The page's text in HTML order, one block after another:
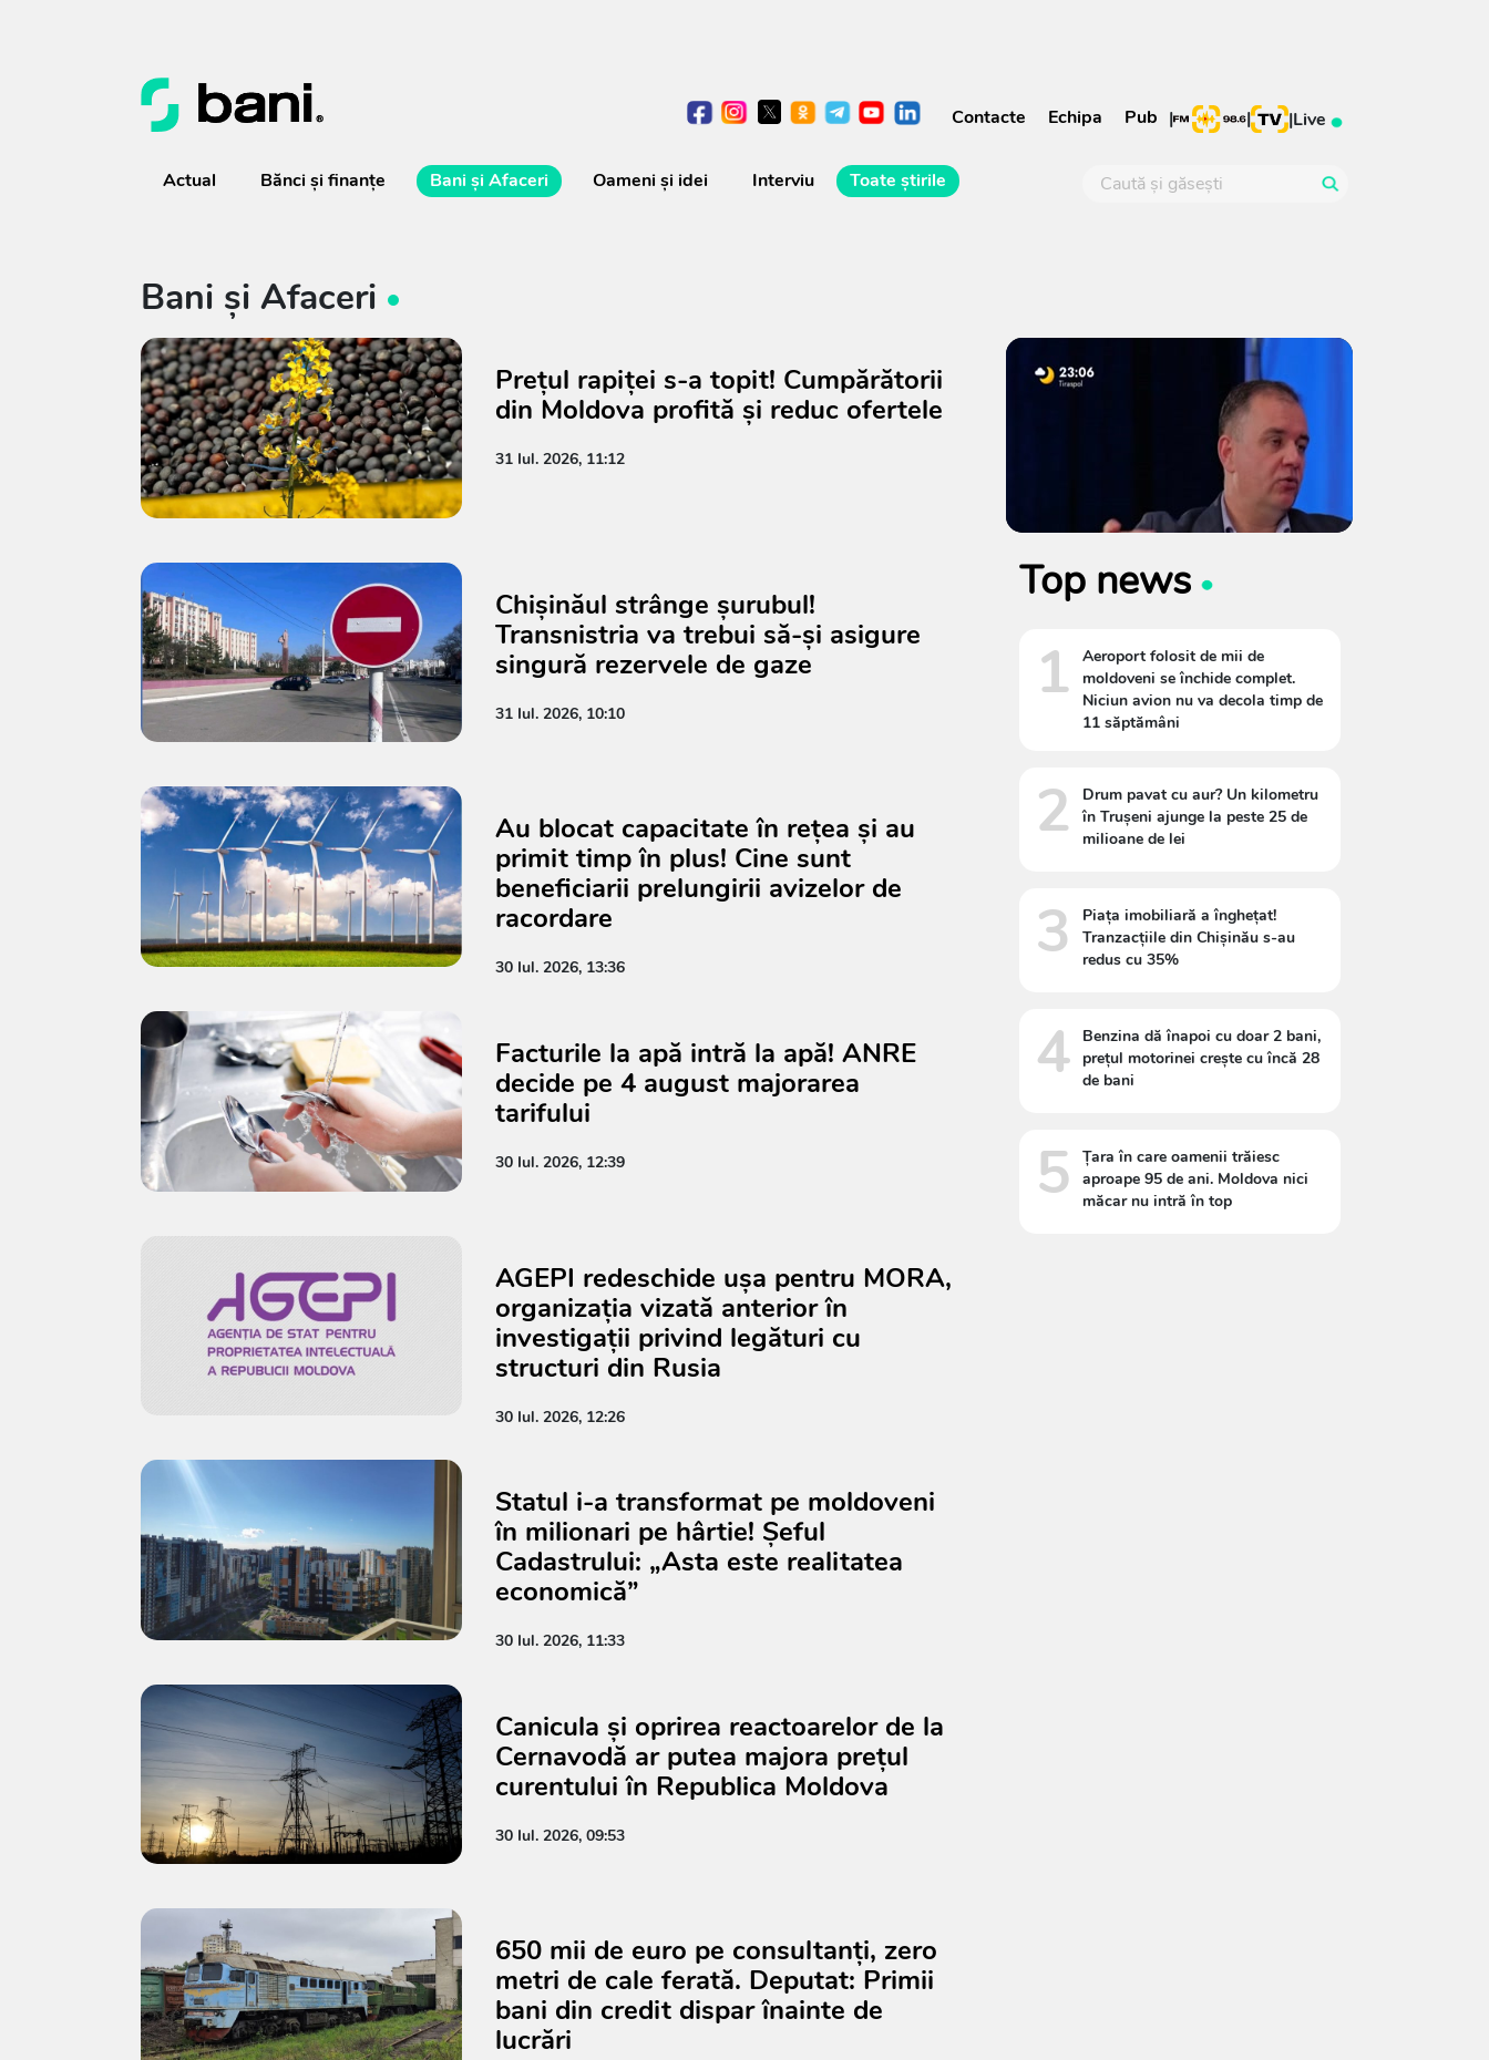
Contacte Echipa Pub | | |Live
Actual Bănci şi finanţe Bani și Afaceri Oameni şi idei Interviu Toate știrile
Bani și Afaceri
Prețul rapiței s-a topit! Cumpărătorii
din Moldova profită și reduc ofertele
31 Iul. 2026, 11:12
Chișinăul strânge șurubul!
Transnistria va trebui să-și asigure
singură rezervele de gaze
31 Iul. 2026, 10:10
Au blocat capacitate în rețea și au
primit timp în plus! Cine sunt
beneficiarii prelungirii avizelor de
racordare
30 Iul. 2026, 13:36
Facturile la apă intră la apă! ANRE
decide pe 4 august majorarea
tarifului
30 Iul. 2026, 12:39
AGEPI redeschide ușa pentru MORA,
organizația vizată anterior în
investigații privind legături cu
structuri din Rusia
30 Iul. 2026, 12:26
Statul i-a transformat pe moldoveni
în milionari pe hârtie! Șeful
Cadastrului: „Asta este realitatea
economică”
30 Iul. 2026, 11:33
Canicula și oprirea reactoarelor de la
Cernavodă ar putea majora prețul
curentului în Republica Moldova
30 Iul. 2026, 09:53
650 mii de euro pe consultanți, zero
metri de cale ferată. Deputat: Primii
bani din credit dispar înainte de
lucrări
Top news
1
Aeroport folosit de mii de
moldoveni se închide complet.
Niciun avion nu va decola timp de
11 săptămâni
2
Drum pavat cu aur? Un kilometru
în Trușeni ajunge la peste 25 de
milioane de lei
3
Piața imobiliară a înghețat!
Tranzacțiile din Chișinău s-au
redus cu 35%
4
Benzina dă înapoi cu doar 2 bani,
prețul motorinei crește cu încă 28
de bani
5
Țara în care oamenii trăiesc
aproape 95 de ani. Moldova nici
măcar nu intră în top